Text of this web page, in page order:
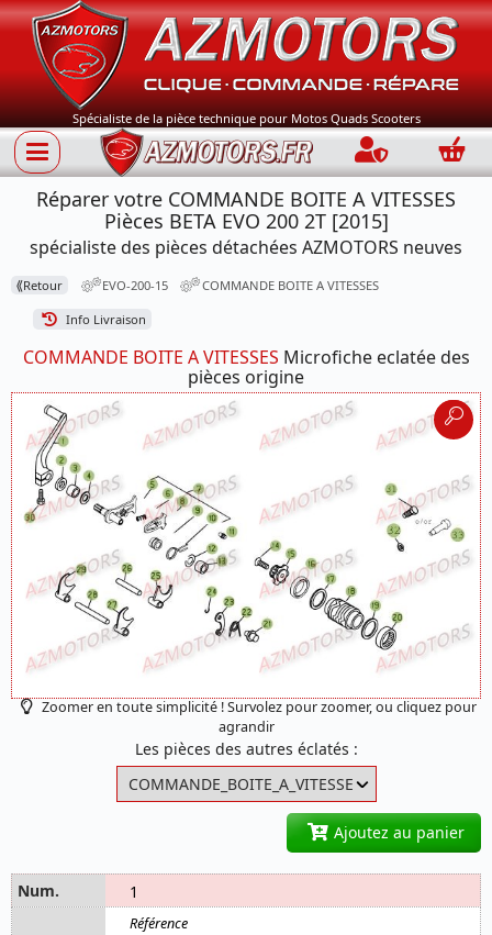
Spécialiste de la pièce technique pour Motos Quads Scooters
Connection
Réparer votre COMMANDE BOITE A VITESSES
Pièces BETA EVO 200 2T [2015]
spécialiste des pièces détachées AZMOTORS neuves
⟪Retour EVO-200-15 COMMANDE BOITE A VITESSES
Info Livraison
COMMANDE BOITE A VITESSES Microfiche eclatée des
pièces origine
Zoomer en toute simplicité ! Survolez pour zoomer, ou cliquez pour
agrandir
Les pièces des autres éclatés :
Ajoutez au panier
1